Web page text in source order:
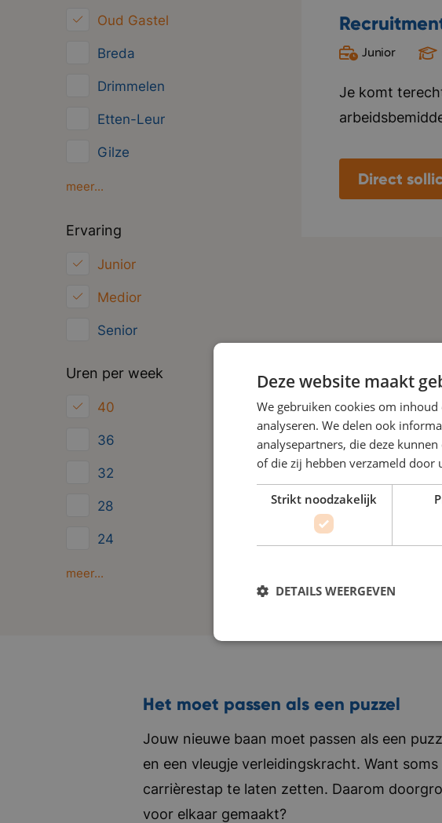
Oud Gastel
Breda
Drimmelen
Etten-Leur
Gilze
Moerdijk
meer...
Ervaring
Junior
Medior
Senior
Uren per week
40
36
32
28
24
Minder dan 24
meer...
Junior
Je komt
ontwikkelen,
Direct
Het moet passen als een puzzel
Jouw nieuwe baan moet passen als een
en een vleugje verleidingskracht. Want
carrièrestap te laten zetten. Daarom
voor elkaar gemaakt?
Deze website maakt
We gebruiken cookies om
analyseren. We delen ook
analysepartners, die deze
of die zij hebben verzameld door
Strikt noodzakelijk
DETAILS WEERGEVEN